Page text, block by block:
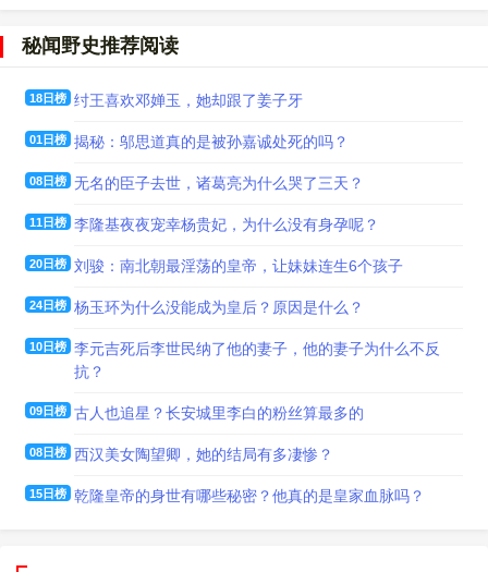
秘闻野史推荐阅读
18日榜 纣王喜欢邓婵玉，她却跟了姜子牙
01日榜 揭秘：邬思道真的是被孙嘉诚处死的吗？
08日榜 无名的臣子去世，诸葛亮为什么哭了三天？
11日榜 李隆基夜夜宠幸杨贵妃，为什么没有身孕呢？
20日榜 刘骏：南北朝最淫荡的皇帝，让妹妹连生6个孩子
24日榜 杨玉环为什么没能成为皇后？原因是什么？
10日榜 李元吉死后李世民纳了他的妻子，他的妻子为什么不反
抗？
09日榜 古人也追星？长安城里李白的粉丝算最多的
08日榜 西汉美女陶望卿，她的结局有多凄惨？
15日榜 乾隆皇帝的身世有哪些秘密？他真的是皇家血脉吗？